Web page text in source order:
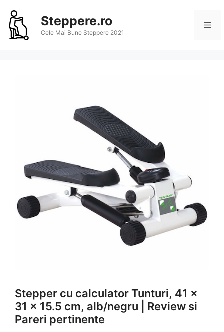
conținut
Steppere.ro
Cele Mai Bune Steppere 2021
Stepper cu calculator Tunturi, 41 x
31 x 15.5 cm, alb/negru | Review si
Pareri pertinente